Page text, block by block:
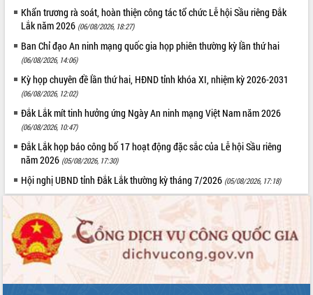
Khẩn trương rà soát, hoàn thiện công tác tổ chức Lễ hội Sầu riêng Đắk
Lắk năm 2026 (06/08/2026, 18:27)
Ban Chỉ đạo An ninh mạng quốc gia họp phiên thường kỳ lần thứ hai
(06/08/2026, 14:06)
Kỳ họp chuyên đề lần thứ hai, HĐND tỉnh khóa XI, nhiệm kỳ 2026-2031
(06/08/2026, 12:02)
Đắk Lắk mít tinh hưởng ứng Ngày An ninh mạng Việt Nam năm 2026
(06/08/2026, 10:47)
Đắk Lắk họp báo công bố 17 hoạt động đặc sắc của Lễ hội Sầu riêng
năm 2026 (05/08/2026, 17:30)
Hội nghị UBND tỉnh Đắk Lắk thường kỳ tháng 7/2026 (05/08/2026, 17:18)